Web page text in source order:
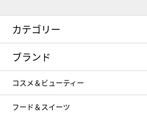
カテゴリー
コスメ＆ビューティー
ギフト
メンズ
スポーツ・アウトドア
ブランド
コスメ＆ビューティー
SHISEIDO
フード＆スイーツ